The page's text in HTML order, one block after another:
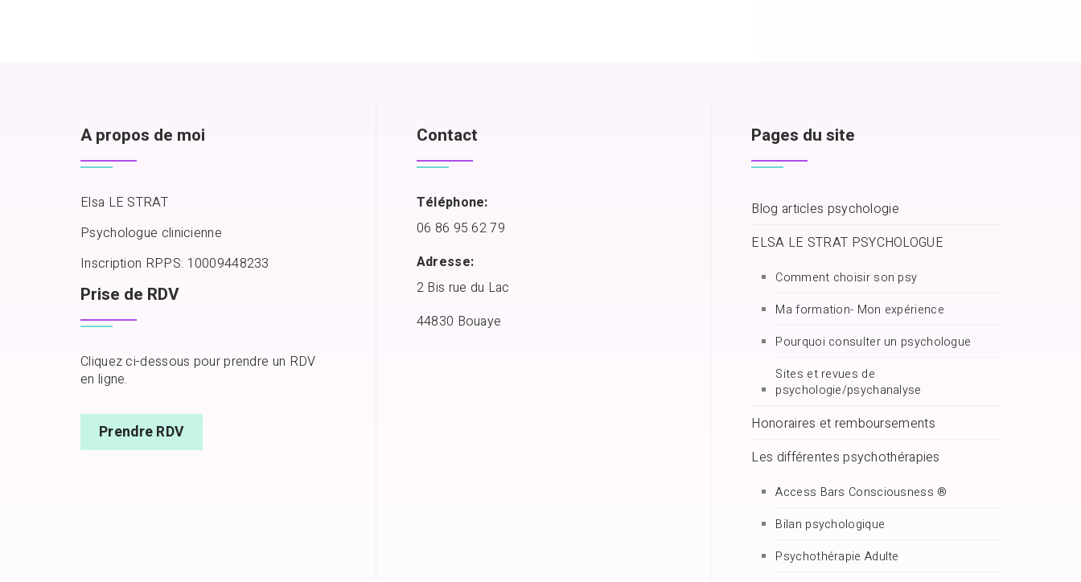
A propos de moi
Elsa LE STRAT
Psychologue clinicienne
Inscription RPPS: 10009448233
Prise de RDV
Cliquez ci-dessous pour prendre un RDV
en ligne.
Prendre RDV
Contact
Téléphone:
06 86 95 62 79
Adresse:
2 Bis rue du Lac
44830 Bouaye
Pages du site
Blog articles psychologie
ELSA LE STRAT PSYCHOLOGUE
Comment choisir son psy
Ma formation- Mon expérience
Pourquoi consulter un psychologue
Sites et revues de
psychologie/psychanalyse
Honoraires et remboursements
Les différentes psychothérapies
Access Bars Consciousness ®
Bilan psychologique
Psychothérapie Adulte